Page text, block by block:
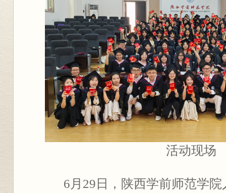
活动现场
6月29日，陕西学前师范学